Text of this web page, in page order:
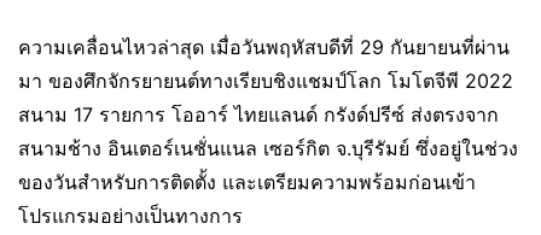
ความเคลื่อนไหวล่าสุด เมื่อวันพฤหัสบดีที่ 29 กันยายนที่ผ่าน
มา ของศึกจักรยายนต์ทางเรียบชิงแชมป์โลก โมโตจีพี 2022
สนาม 17 รายการ โออาร์ ไทยแลนด์ กรังด์ปรีซ์ ส่งตรงจาก
สนามช้าง อินเตอร์เนชั่นแนล เซอร์กิต จ.บุรีรัมย์ ซึ่งอยู่ในช่วง
ของวันสำหรับการติดตั้ง และเตรียมความพร้อมก่อนเข้า
โปรแกรมอย่างเป็นทางการ